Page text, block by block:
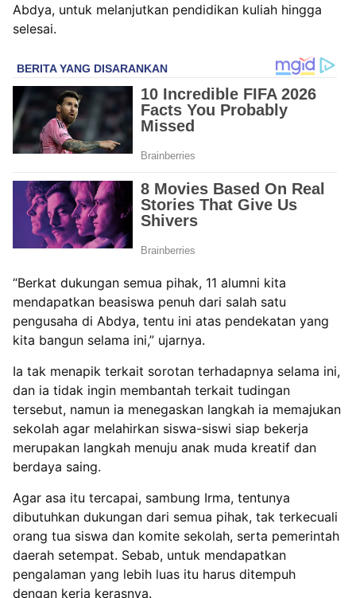
Abdya, untuk melanjutkan pendidikan kuliah hingga
selesai.
“Berkat dukungan semua pihak, 11 alumni kita
mendapatkan beasiswa penuh dari salah satu
pengusaha di Abdya, tentu ini atas pendekatan yang
kita bangun selama ini,” ujarnya.
Ia tak menapik terkait sorotan terhadapnya selama ini,
dan ia tidak ingin membantah terkait tudingan
tersebut, namun ia menegaskan langkah ia memajukan
sekolah agar melahirkan siswa-siswi siap bekerja
merupakan langkah menuju anak muda kreatif dan
berdaya saing.
Agar asa itu tercapai, sambung Irma, tentunya
dibutuhkan dukungan dari semua pihak, tak terkecuali
orang tua siswa dan komite sekolah, serta pemerintah
daerah setempat. Sebab, untuk mendapatkan
pengalaman yang lebih luas itu harus ditempuh
dengan kerja kerasnya.